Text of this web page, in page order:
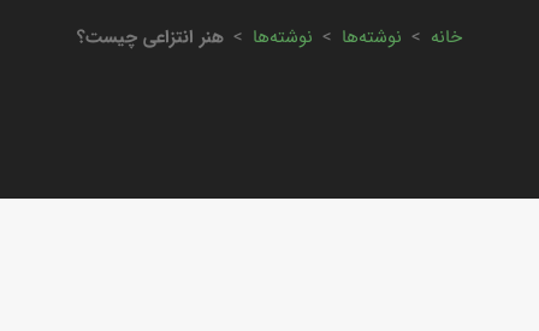
خانه > نوشته‌ها > نوشته‌ها > هنر انتزاعی چیست؟